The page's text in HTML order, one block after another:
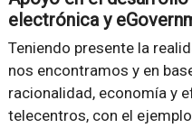
electrónica y
Teniendo presente la
nos encontramos y en
racionalidad, economía y
telecentros, con el